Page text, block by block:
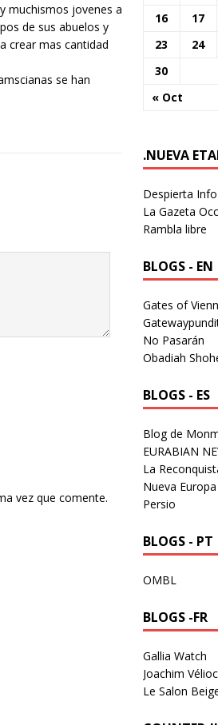
muchismos jovenes a
de sus abuelos y
crear mas cantidad
se han
vez que comente.
« Oct
16
17
23
24
30
.NUEVA
Despierta Info
La Gazeta
Rambla libre
BLOGS - EN
Gates of
No Pasarán
Obadiah
BLOGS - ES
Blog de
EURABIAN
La
Nueva Europa
Persio
BLOGS - PT
OMBL
BLOGS -FR
Gallia Watch
Joachim
Le Salon